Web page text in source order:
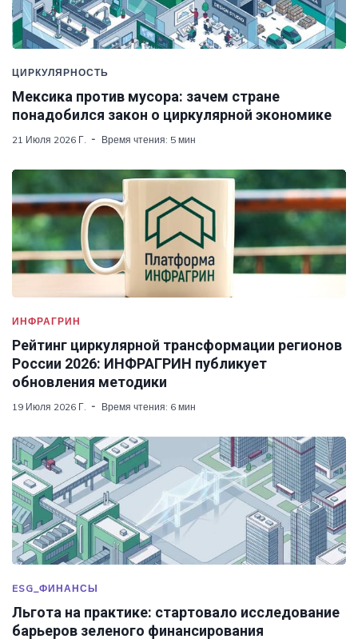
ЦИРКУЛЯРНОСТЬ
Мексика против мусора: зачем стране
понадобился закон о циркулярной экономике
21 Июля 2026 Г. Время чтения: 5 мин
ИНФРАГРИН
Рейтинг циркулярной трансформации регионов
России 2026: ИНФРАГРИН публикует
обновления методики
19 Июля 2026 Г. Время чтения: 6 мин
ESG_ФИНАНСЫ
Льгота на практике: стартовало исследование
барьеров зеленого финансирования